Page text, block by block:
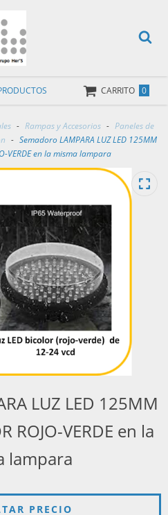
CARRITO 0
- Rampas y Accesorios - Paneles de
- Semadoro LAMPARA LUZ LED 125MM
VERDE en la misma lampara
LUZ LED 125MM
ROJO-VERDE en la
lampara